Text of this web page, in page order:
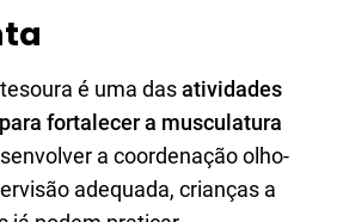
é uma dasatividades
fortalecer a musculatura
a coordenação olho-
adequada, crianças a